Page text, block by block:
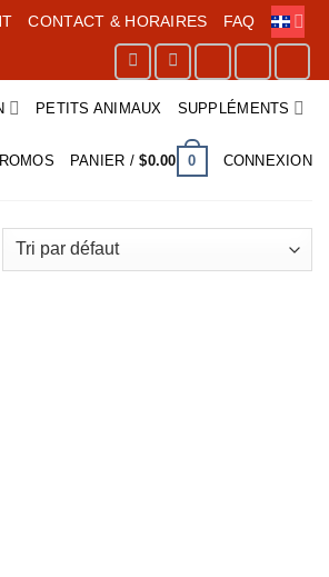
CONTACT & HORAIRES FAQ
PETITS ANIMAUX SUPPLÉMENTS
PANIER /$0.00 0 CONNEXION